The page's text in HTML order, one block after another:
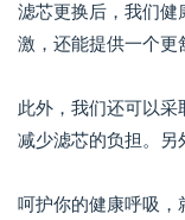
滤芯更换后，我们健
激，还能提供一个更
此外，我们还可以
减少滤芯的负担。另
呵护你的健康呼吸，